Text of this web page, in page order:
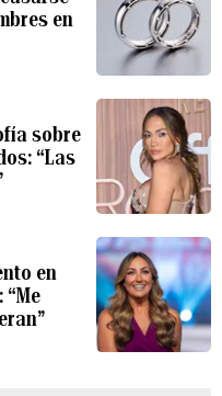
en
sobre
“Las
en